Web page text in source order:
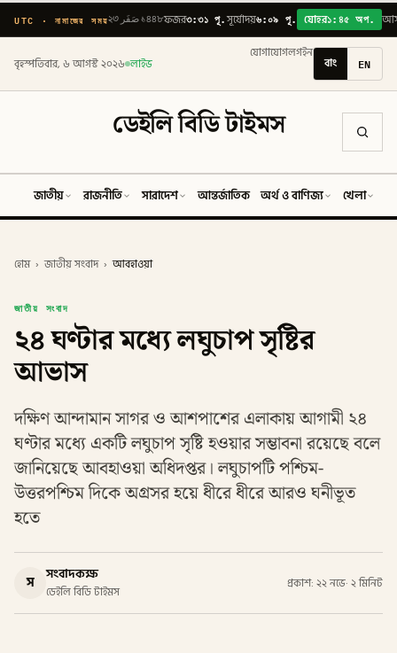
UTC · নামাজের সময় ২৩ صَفَر ১৪৪৮ফজর৩:৩১ পূ.সূর্যোদয়৬:০৯ পূ. যোহর১:৪৫ অপ.
বৃহস্পতিবার, ৬ আগস্ট ২০২৬ লাইভ
যোগাযোগলগইন
বাং EN
ডেইলি বিডি টাইমস
জাতীয় রাজনীতি সারাদেশ আন্তর্জাতিক অর্থ ও বাণিজ্য খেলা
হোম › জাতীয় সংবাদ › আবহাওয়া
জাতীয় সংবাদ
২৪ ঘণ্টার মধ্যে লঘুচাপ সৃষ্টির
আভাস
দক্ষিণ আন্দামান সাগর ও আশপাশের এলাকায় আগামী ২৪
ঘণ্টার মধ্যে একটি লঘুচাপ সৃষ্টি হওয়ার সম্ভাবনা রয়েছে বলে
জানিয়েছে আবহাওয়া অধিদপ্তর। লঘুচাপটি পশ্চিম-
উত্তরপশ্চিম দিকে অগ্রসর হয়ে ধীরে ধীরে আরও ঘনীভূত
হতে
স সংবাদকক্ষ
ডেইলি বিডি টাইমস
প্রকাশ: ২২ নভে· ২ মিনিট